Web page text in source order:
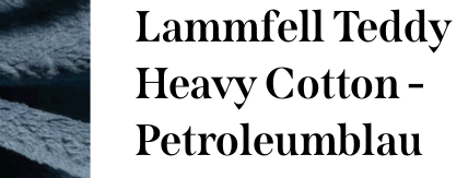
Lammfell Teddy
Heavy Cotton -
Petroleumblau